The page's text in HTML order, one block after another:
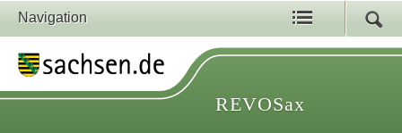
Navigation
REVOSax